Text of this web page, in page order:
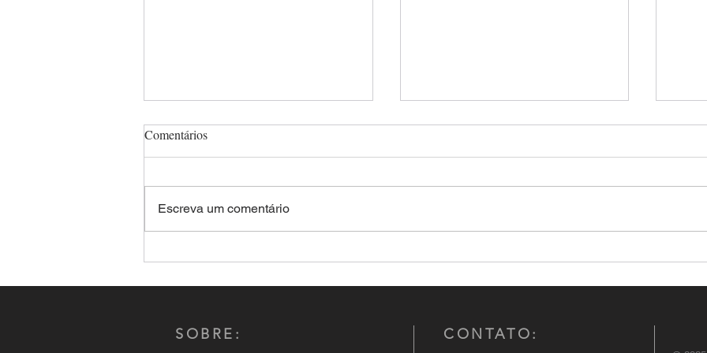
Aplicativos de relacionamento:
PMESP apreende helicóptero
BM-
Comentários
Escreva um comentário
SOBRE: CONTATO: